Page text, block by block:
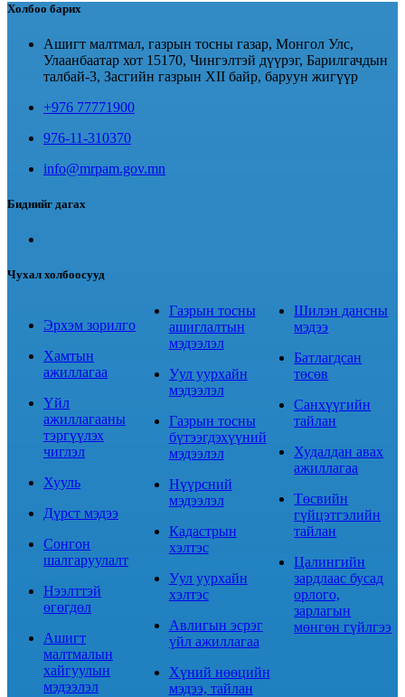
Холбоо барих
Ашигт малтмал, газрын тосны газар, Монгол Улс,
Улаанбаатар хот 15170, Чингэлтэй дүүрэг, Барилгачдын
талбай-3, Засгийн газрын XII байр, баруун жигүүр
+976 77771900
976-11-310370
info@mrpam.gov.mn
Биднийг дагах
Чухал холбоосууд
Эрхэм зорилго
Хамтын
ажиллагаа
Үйл
ажиллагааны
тэргүүлэх
чиглэл
Хууль
Дүрст мэдээ
Сонгон
шалгаруулалт
Нээлттэй
өгөгдөл
Ашигт
малтмалын
хайгуулын
мэдээлэл
Газрын тосны
ашиглалтын
мэдээлэл
Уул уурхайн
мэдээлэл
Газрын тосны
бүтээгдэхүүний
мэдээлэл
Нүүрсний
мэдээлэл
Кадастрын
хэлтэс
Уул уурхайн
хэлтэс
Авлигын эсрэг
үйл ажиллагаа
Хүний нөөцийн
мэдээ, тайлан
Шилэн дансны
мэдээ
Батлагдсан
төсөв
Санхүүгийн
тайлан
Худалдан авах
ажиллагаа
Төсвийн
гүйцэтгэлийн
тайлан
Цалингийн
зардлаас бусад
орлого,
зарлагын
мөнгөн гүйлгээ